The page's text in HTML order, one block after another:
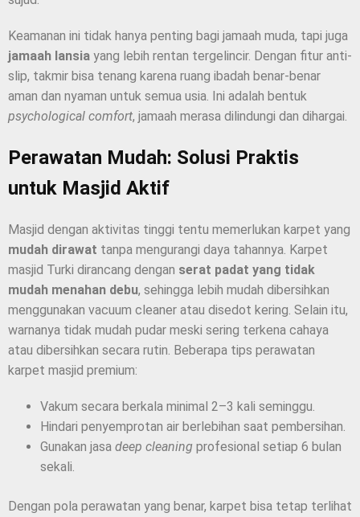
Keamanan ini tidak hanya penting bagi jamaah muda, tapi juga
jamaah lansia yang lebih rentan tergelincir. Dengan fitur anti-
slip, takmir bisa tenang karena ruang ibadah benar-benar
aman dan nyaman untuk semua usia. Ini adalah bentuk
psychological comfort, jamaah merasa dilindungi dan dihargai.
Perawatan Mudah: Solusi Praktis
untuk Masjid Aktif
Masjid dengan aktivitas tinggi tentu memerlukan karpet yang
mudah dirawat tanpa mengurangi daya tahannya. Karpet
masjid Turki dirancang dengan serat padat yang tidak
mudah menahan debu, sehingga lebih mudah dibersihkan
menggunakan vacuum cleaner atau disedot kering. Selain itu,
warnanya tidak mudah pudar meski sering terkena cahaya
atau dibersihkan secara rutin. Beberapa tips perawatan
karpet masjid premium:
Vakum secara berkala minimal 2–3 kali seminggu.
Hindari penyemprotan air berlebihan saat pembersihan.
Gunakan jasa deep cleaning profesional setiap 6 bulan
sekali.
Dengan pola perawatan yang benar, karpet bisa tetap terlihat